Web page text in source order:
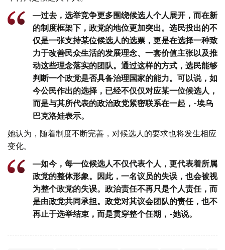
—过去，选举竞争更多围绕候选人个人展开，而在新
的制度框架下，政党的地位更加突出。选民投出的不
仅是一张支持某位候选人的选票，更是在选择一种致
力于改善民众生活的发展理念、一套价值主张以及推
动这些理念落实的团队。通过这样的方式，选民能够
判断一个政党是否具备治理国家的能力。可以说，如
今公民作出的选择，已经不仅仅对应某一位候选人，
而是与其所代表的政治政党紧密联系在一起，-埃乌
巴克洛娃表示。
她认为，随着制度不断完善，对候选人的要求也将发生相应
变化。
—如今，每一位候选人不仅代表个人，更代表着所属
政党的整体形象。因此，一名议员的失误，也会被视
为整个政党的失误。政治责任不再只是个人责任，而
是由政党共同承担。政党对其议会团队的责任，也不
再止于选举结束，而是贯穿整个任期，-她说。